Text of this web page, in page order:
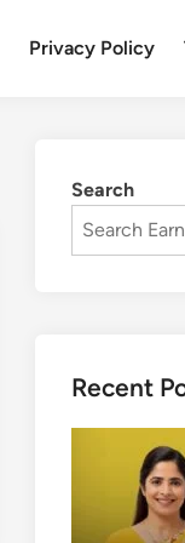
Privacy Policy
Search
Recent